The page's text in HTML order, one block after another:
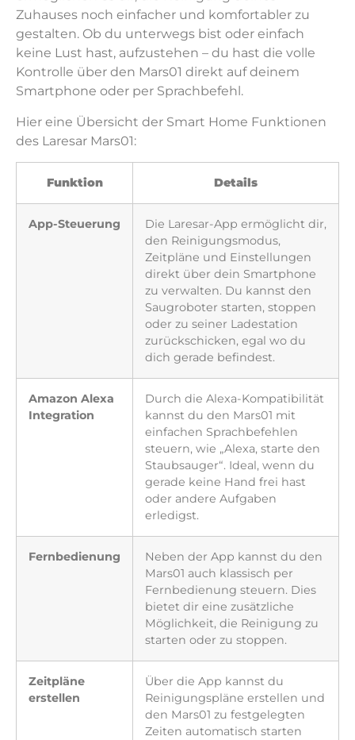
Zuhauses noch einfacher und komfortabler zu
gestalten. Ob du unterwegs bist oder einfach
keine Lust hast, aufzustehen – du hast die volle
Kontrolle über den Mars01 direkt auf deinem
Smartphone oder per Sprachbefehl.
Hier eine Übersicht der Smart Home Funktionen
des Laresar Mars01:
Funktion Details
App-Steuerung
Die Laresar-App ermöglicht dir,
den Reinigungsmodus,
Zeitpläne und Einstellungen
direkt über dein Smartphone
zu verwalten. Du kannst den
Saugroboter starten, stoppen
oder zu seiner Ladestation
zurückschicken, egal wo du
dich gerade befindest.
Amazon Alexa
Integration
Durch die Alexa-Kompatibilität
kannst du den Mars01 mit
einfachen Sprachbefehlen
steuern, wie „Alexa, starte den
Staubsauger“. Ideal, wenn du
gerade keine Hand frei hast
oder andere Aufgaben
erledigst.
Fernbedienung
Neben der App kannst du den
Mars01 auch klassisch per
Fernbedienung steuern. Dies
bietet dir eine zusätzliche
Möglichkeit, die Reinigung zu
starten oder zu stoppen.
Zeitpläne
erstellen
Über die App kannst du
Reinigungspläne erstellen und
den Mars01 zu festgelegten
Zeiten automatisch starten